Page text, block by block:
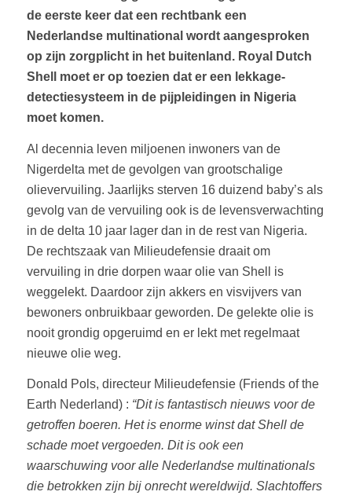
de eerste keer dat een rechtbank een
Nederlandse multinational wordt aangesproken
op zijn zorgplicht in het buitenland. Royal Dutch
Shell moet er op toezien dat er een lekkage-
detectiesysteem in de pijpleidingen in Nigeria
moet komen.
Al decennia leven miljoenen inwoners van de
Nigerdelta met de gevolgen van grootschalige
olievervuiling. Jaarlijks sterven 16 duizend baby’s als
gevolg van de vervuiling ook is de levensverwachting
in de delta 10 jaar lager dan in de rest van Nigeria.
De rechtszaak van Milieudefensie draait om
vervuiling in drie dorpen waar olie van Shell is
weggelekt. Daardoor zijn akkers en visvijvers van
bewoners onbruikbaar geworden. De gelekte olie is
nooit grondig opgeruimd en er lekt met regelmaat
nieuwe olie weg.
Donald Pols, directeur Milieudefensie (Friends of the
Earth Nederland) : “Dit is fantastisch nieuws voor de
getroffen boeren. Het is enorme winst dat Shell de
schade moet vergoeden. Dit is ook een
waarschuwing voor alle Nederlandse multinationals
die betrokken zijn bij onrecht wereldwijd. Slachtoffers